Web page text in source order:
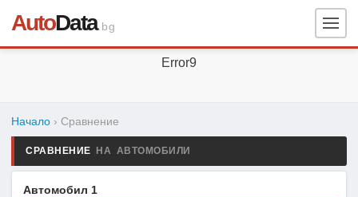
AutoData.bg
Error9
Начало › Сравнение
СРАВНЕНИЕ НА АВТОМОБИЛИ
Автомобил 1